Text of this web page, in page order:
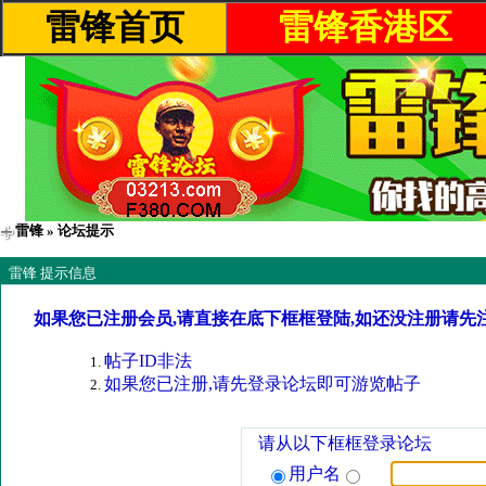
雷锋首页 雷锋香港区
雷锋 » 论坛提示
雷锋 提示信息
如果您已注册会员,请直接在底下框框登陆,如还没注册请先
帖子ID非法
如果您已注册,请先登录论坛即可游览帖子
请从以下框框登录论坛
用户名